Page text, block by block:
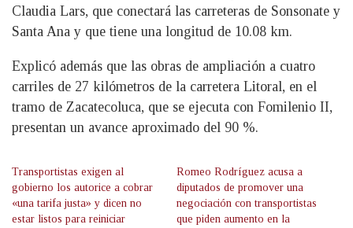
Claudia Lars, que conectará las carreteras de Sonsonate y
Santa Ana y que tiene una longitud de 10.08 km.
Explicó además que las obras de ampliación a cuatro
carriles de 27 kilómetros de la carretera Litoral, en el
tramo de Zacatecoluca, que se ejecuta con Fomilenio II,
presentan un avance aproximado del 90 %.
Transportistas exigen al
gobierno los autorice a cobrar
«una tarifa justa» y dicen no
estar listos para reiniciar
Romeo Rodríguez acusa a
diputados de promover una
negociación con transportistas
que piden aumento en la